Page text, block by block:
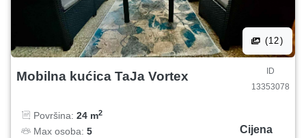
(12)
Mobilna kućica TaJa Vortex
ID
13353078
Površina: 24 m2
Max osoba: 5
Cijena